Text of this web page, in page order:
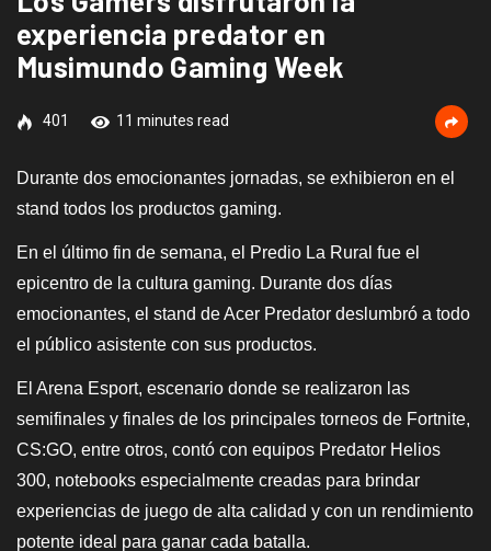
experiencia predator en
Musimundo Gaming Week
401 11 minutes read
Durante dos emocionantes jornadas, se exhibieron en el
stand todos los productos gaming.
En el último fin de semana, el Predio La Rural fue el
epicentro de la cultura gaming. Durante dos días
emocionantes, el stand de Acer Predator deslumbró a todo
el público asistente con sus productos.
El Arena Esport, escenario donde se realizaron las
semifinales y finales de los principales torneos de Fortnite,
CS:GO, entre otros, contó con equipos Predator Helios
300, notebooks especialmente creadas para brindar
experiencias de juego de alta calidad y con un rendimiento
potente ideal para ganar cada batalla.